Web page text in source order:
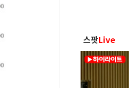
스팟Live